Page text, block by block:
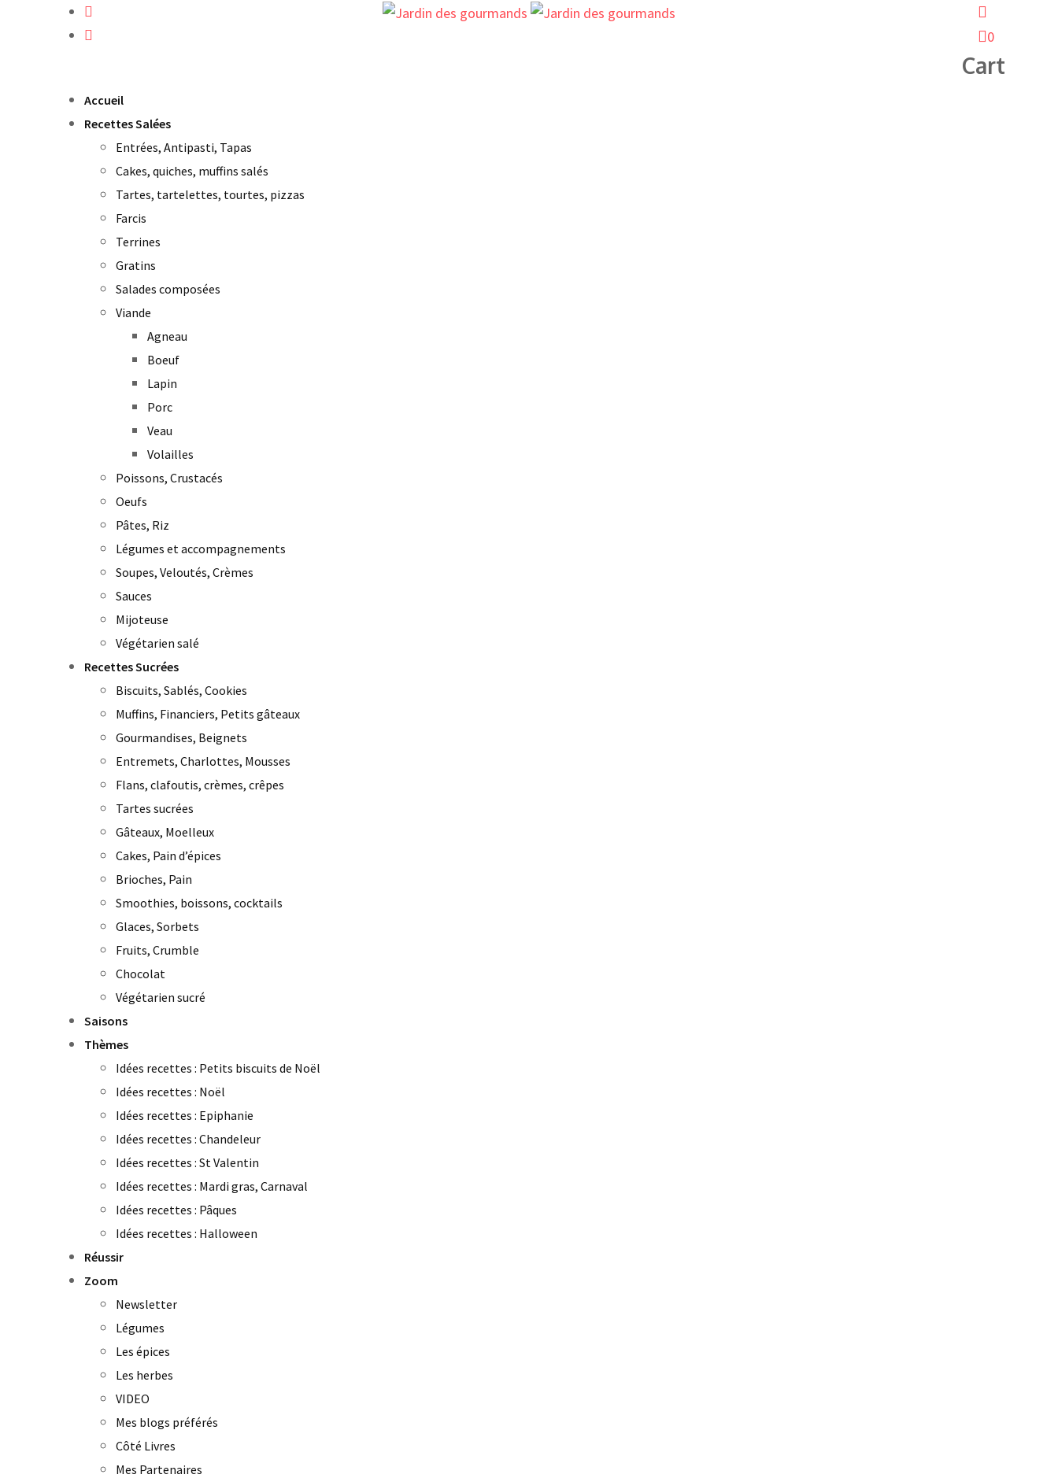
0
Cart
Accueil
Recettes Salées
Entrées, Antipasti, Tapas
Cakes, quiches, muffins salés
Tartes, tartelettes, tourtes, pizzas
Farcis
Terrines
Gratins
Salades composées
Viande
Agneau
Boeuf
Lapin
Porc
Veau
Volailles
Poissons, Crustacés
Oeufs
Pâtes, Riz
Légumes et accompagnements
Soupes, Veloutés, Crèmes
Sauces
Mijoteuse
Végétarien salé
Recettes Sucrées
Biscuits, Sablés, Cookies
Muffins, Financiers, Petits gâteaux
Gourmandises, Beignets
Entremets, Charlottes, Mousses
Flans, clafoutis, crèmes, crêpes
Tartes sucrées
Gâteaux, Moelleux
Cakes, Pain d’épices
Brioches, Pain
Smoothies, boissons, cocktails
Glaces, Sorbets
Fruits, Crumble
Chocolat
Végétarien sucré
Saisons
Thèmes
Idées recettes : Petits biscuits de Noël
Idées recettes : Noël
Idées recettes : Epiphanie
Idées recettes : Chandeleur
Idées recettes : St Valentin
Idées recettes : Mardi gras, Carnaval
Idées recettes : Pâques
Idées recettes : Halloween
Réussir
Zoom
Newsletter
Légumes
Les épices
Les herbes
VIDEO
Mes blogs préférés
Côté Livres
Mes Partenaires